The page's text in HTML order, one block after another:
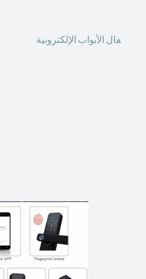
فال الأبواب الإلكترونية